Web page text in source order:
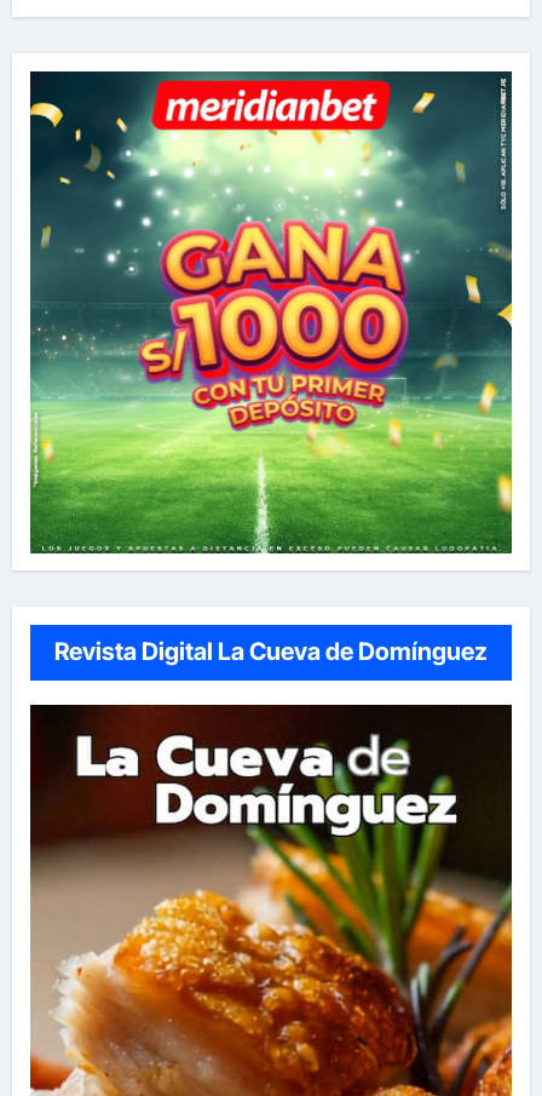
r
:
Revista Digital La Cueva de Domínguez